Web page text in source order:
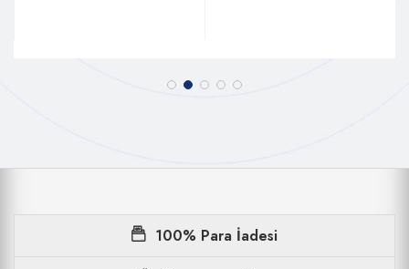
100% Para İadesi